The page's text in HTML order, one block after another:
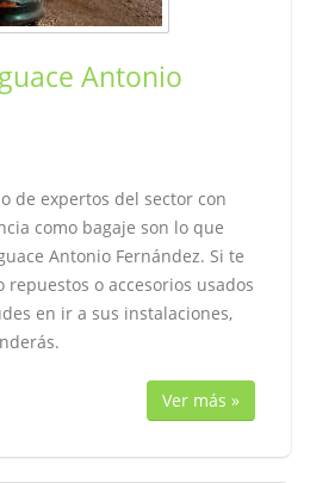
Antonio
de expertos del sector con
como bagaje son lo que
Antonio Fernández. Si te
o accesorios usados
en ir a sus instalaciones,
Ver más »